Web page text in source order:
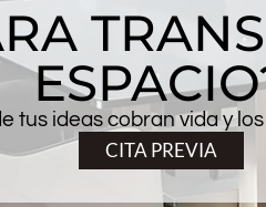
tus ideas cobran vida y
CITA PREVIA